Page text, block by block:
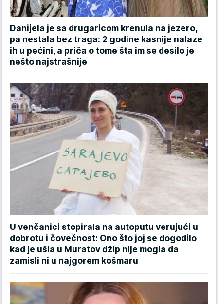
Danijela je sa drugaricom krenula na jezero,
pa nestala bez traga: 2 godine kasnije nalaze
ih u pećini, a priča o tome šta im se desilo je
nešto najstrašnije
U venčanici stopirala na autoputu verujući u
dobrotu i čovečnost: Ono što joj se dogodilo
kad je ušla u Muratov džip nije mogla da
zamisli ni u najgorem košmaru